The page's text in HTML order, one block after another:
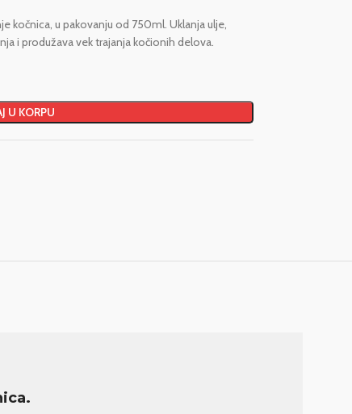
kočnica, u pakovanju od 750ml. Uklanja ulje,
i produžava vek trajanja kočionih delova.
U KORPU